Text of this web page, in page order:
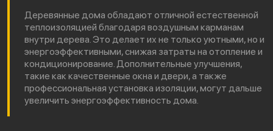
Деревянные дома обладают отличной естественной
теплоизоляцией благодаря воздушным карманам
внутри дерева. Это делает их не только уютными, но и
энергоэффективными, снижая затраты на отопление и
кондиционирование. Дополнительные улучшения,
такие как качественные окна и двери, а также
профессиональная установка изоляции, могут дальше
увеличить энергоэффективность дома.